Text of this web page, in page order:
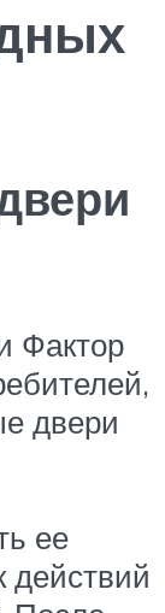
Фактор
двери
ее
действий